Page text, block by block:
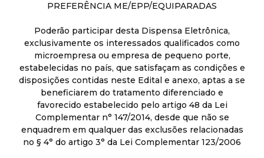
PREFERÊNCIA ME/EPP/EQUIPARADAS
Poderão participar desta Dispensa Eletrônica,
exclusivamente os interessados qualificados como
microempresa ou empresa de pequeno porte,
estabelecidas no país, que satisfaçam as condições e
disposições contidas neste Edital e anexo, aptas a se
beneficiarem do tratamento diferenciado e
favorecido estabelecido pelo artigo 48 da Lei
Complementar n° 147/2014, desde que não se
enquadrem em qualquer das exclusões relacionadas
no § 4° do artigo 3° da Lei Complementar 123/2006